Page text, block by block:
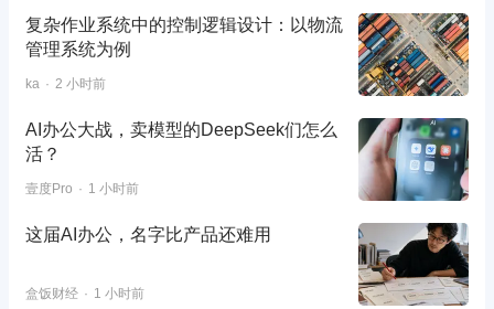
复杂作业系统中的控制逻辑设计：以物流
管理系统为例
ka 2 小时前
AI办公大战，卖模型的DeepSeek们怎么
活？
壹度Pro 1 小时前
这届AI办公，名字比产品还难用
盒饭财经 1 小时前